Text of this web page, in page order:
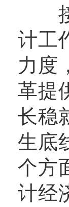
接
计工
力度
革提
长稳
生底
个方
计经